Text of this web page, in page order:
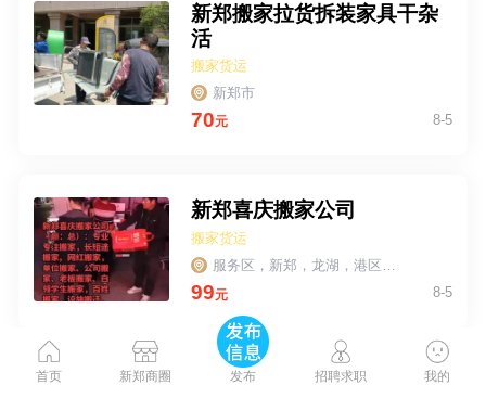
新郑搬家拉货拆装家具干杂
活
搬家货运
新郑市
70元 8-5
新郑喜庆搬家公司
搬家货运
服务区，新郑，龙湖，港区郑州巩义平顶山许昌驻马店落阳，
99元 8-5
首页 新郑商圈 发布 招聘求职 我的